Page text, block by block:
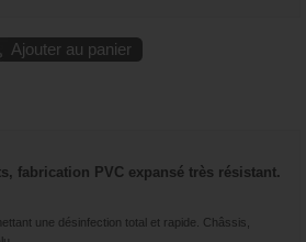
Ajouter au panier
fabrication PVC expansé très résistant.
une désinfection total et rapide. Châssis,